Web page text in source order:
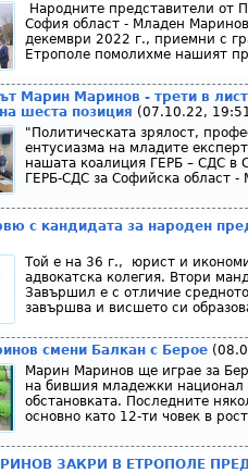
Народните представители от
София област - Младен
декември 2022 г., приемни с
Етрополе помолихме нашият
Марин Маринов - трети в
шеста позиция (07.10.22,
"Политическата зрялост,
ентусиазма на младите
нашата коалиция ГЕРБ – СДС в
ГЕРБ-СДС за Софийска област
с кандидата за народен
Той е на 36 г., юрист и
адвокатска колегия. Втори
Завършил е с отличие
завършва и висшето си
смени Балкан с Берое
Марин Маринов ще играе за
на бившия младежки национал
обстановката. Последните
основно като 12-ти човек в
ЗАКРИ В ЕТРОПОЛЕ